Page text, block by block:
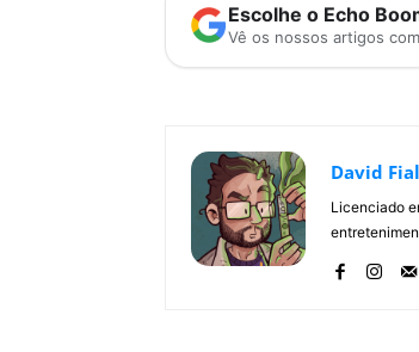
Escolhe o Echo
Vê os nossos artigos
David
Licenciado